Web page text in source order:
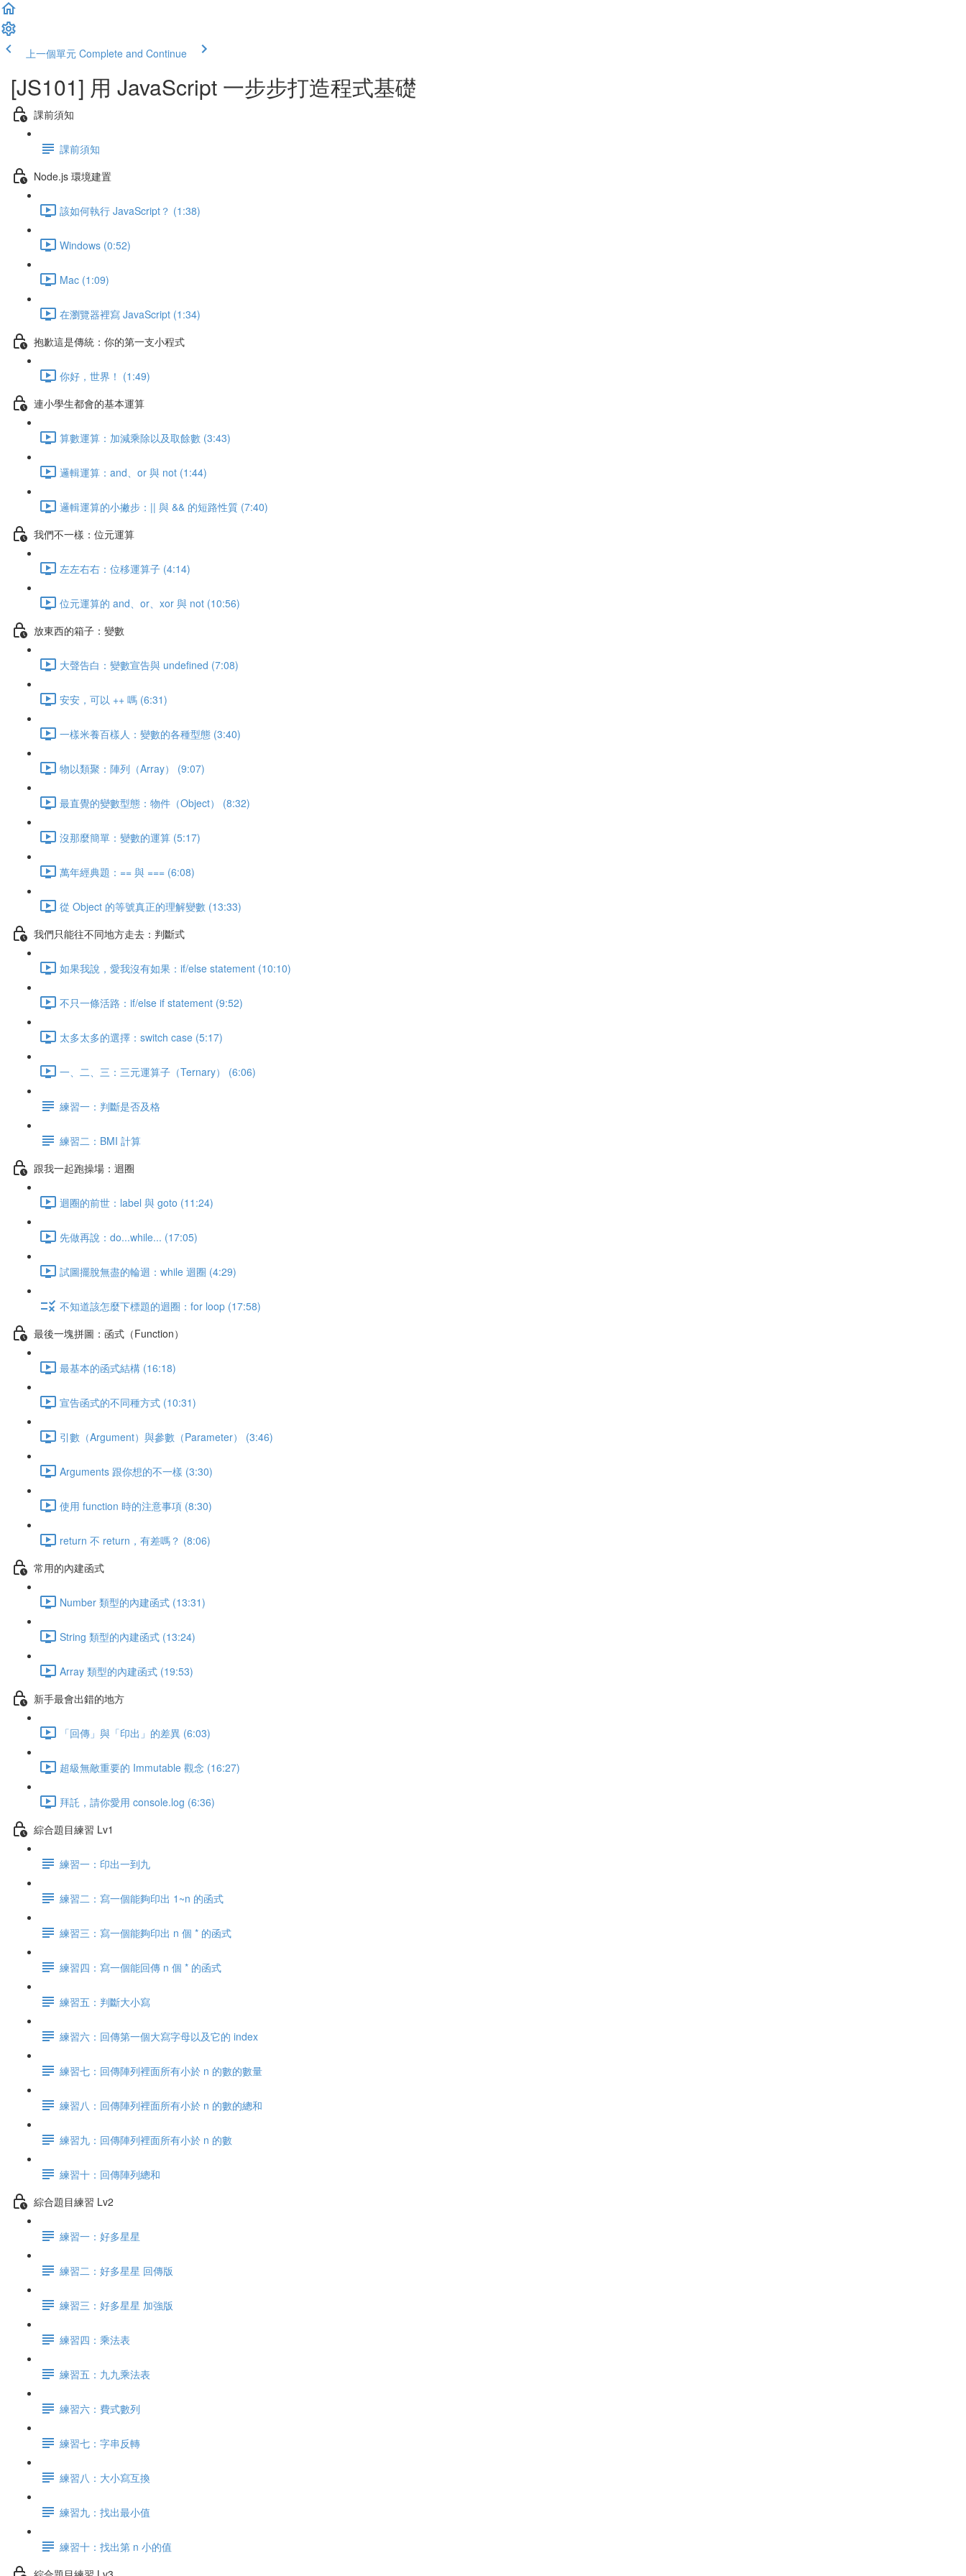
上一個單元 Complete and Continue
[JS101] 用 JavaScript 一步步打造程式基礎
課前須知
課前須知
Node.js 環境建置
該如何執行 JavaScript？ (1:38)
Windows (0:52)
Mac (1:09)
在瀏覽器裡寫 JavaScript (1:34)
抱歉這是傳統：你的第一支小程式
你好，世界！ (1:49)
連小學生都會的基本運算
算數運算：加減乘除以及取餘數 (3:43)
邏輯運算：and、or 與 not (1:44)
邏輯運算的小撇步：|| 與 && 的短路性質 (7:40)
我們不一樣：位元運算
左左右右：位移運算子 (4:14)
位元運算的 and、or、xor 與 not (10:56)
放東西的箱子：變數
大聲告白：變數宣告與 undefined (7:08)
安安，可以 ++ 嗎 (6:31)
一樣米養百樣人：變數的各種型態 (3:40)
物以類聚：陣列（Array） (9:07)
最直覺的變數型態：物件（Object） (8:32)
沒那麼簡單：變數的運算 (5:17)
萬年經典題：== 與 === (6:08)
從 Object 的等號真正的理解變數 (13:33)
我們只能往不同地方走去：判斷式
如果我說，愛我沒有如果：if/else statement (10:10)
不只一條活路：if/else if statement (9:52)
太多太多的選擇：switch case (5:17)
一、二、三：三元運算子（Ternary） (6:06)
練習一：判斷是否及格
練習二：BMI 計算
跟我一起跑操場：迴圈
迴圈的前世：label 與 goto (11:24)
先做再說：do...while... (17:05)
試圖擺脫無盡的輪迴：while 迴圈 (4:29)
不知道該怎麼下標題的迴圈：for loop (17:58)
最後一塊拼圖：函式（Function）
最基本的函式結構 (16:18)
宣告函式的不同種方式 (10:31)
引數（Argument）與參數（Parameter） (3:46)
Arguments 跟你想的不一樣 (3:30)
使用 function 時的注意事項 (8:30)
return 不 return，有差嗎？ (8:06)
常用的內建函式
Number 類型的內建函式 (13:31)
String 類型的內建函式 (13:24)
Array 類型的內建函式 (19:53)
新手最會出錯的地方
「回傳」與「印出」的差異 (6:03)
超級無敵重要的 Immutable 觀念 (16:27)
拜託，請你愛用 console.log (6:36)
綜合題目練習 Lv1
練習一：印出一到九
練習二：寫一個能夠印出 1~n 的函式
練習三：寫一個能夠印出 n 個 * 的函式
練習四：寫一個能回傳 n 個 * 的函式
練習五：判斷大小寫
練習六：回傳第一個大寫字母以及它的 index
練習七：回傳陣列裡面所有小於 n 的數的數量
練習八：回傳陣列裡面所有小於 n 的數的總和
練習九：回傳陣列裡面所有小於 n 的數
練習十：回傳陣列總和
綜合題目練習 Lv2
練習一：好多星星
練習二：好多星星 回傳版
練習三：好多星星 加強版
練習四：乘法表
練習五：九九乘法表
練習六：費式數列
練習七：字串反轉
練習八：大小寫互換
練習九：找出最小值
練習十：找出第 n 小的值